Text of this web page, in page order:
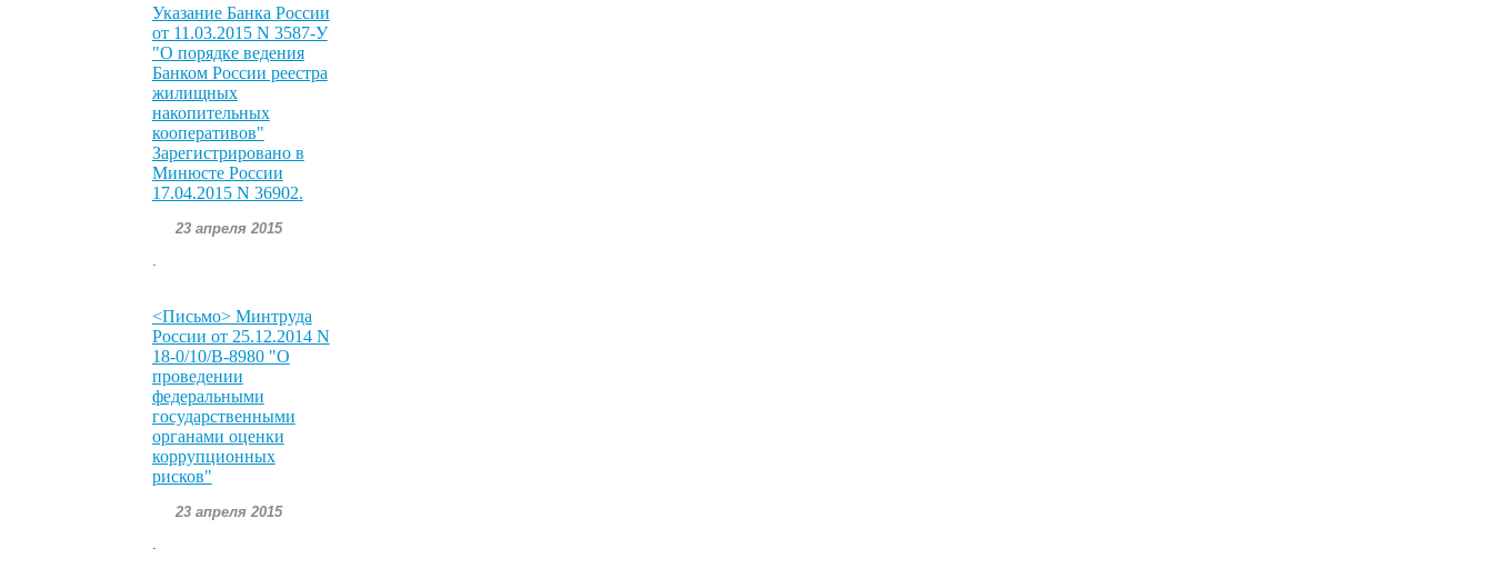
Указание Банка России
от 11.03.2015 N 3587-У
"О порядке ведения
Банком России реестра
жилищных
накопительных
кооперативов"
Зарегистрировано в
Минюсте России
17.04.2015 N 36902.
23 апреля 2015
<Письмо> Минтруда
России от 25.12.2014 N
18-0/10/В-8980 "О
проведении
федеральными
государственными
органами оценки
коррупционных
рисков"
23 апреля 2015
.